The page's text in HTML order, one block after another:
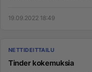
19.09.2022 18:49
NETTIDEITTAILU
Tinder kokemuksia